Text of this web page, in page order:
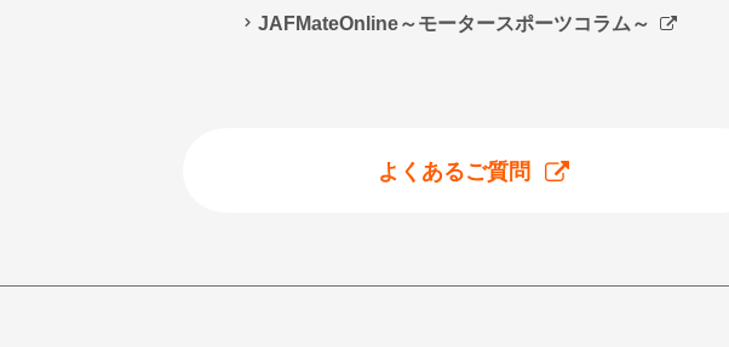
JAFMateOnline～モータースポーツコラム～
よくあるご質問